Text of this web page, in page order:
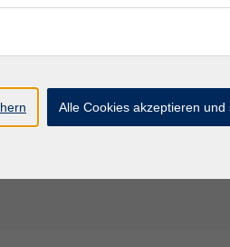
Ort / Raum
Alle Cookies akzeptieren und